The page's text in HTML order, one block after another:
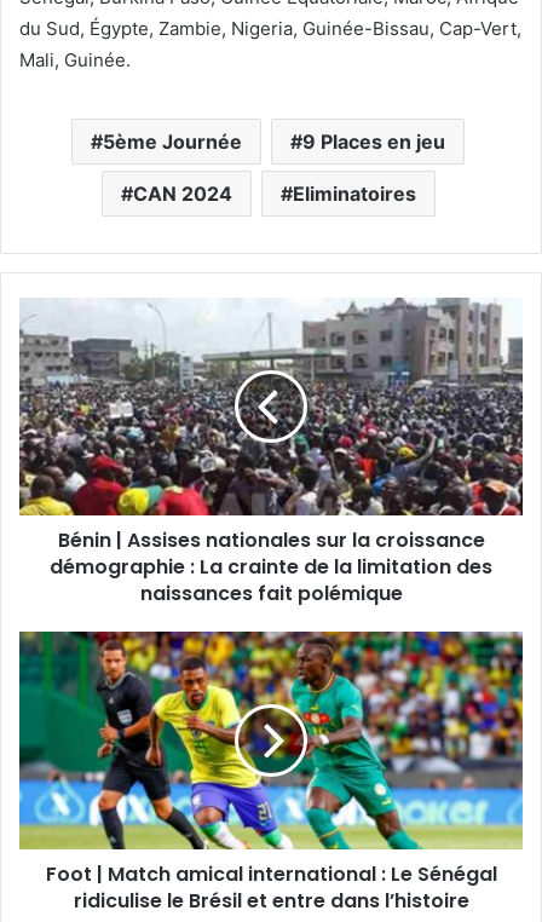
du Sud, Égypte, Zambie, Nigeria, Guinée-Bissau, Cap-Vert,
Mali, Guinée.
5ème Journée 9 Places en jeu
CAN 2024 Eliminatoires
Bénin | Assises nationales sur la croissance
démographie : La crainte de la limitation des
naissances fait polémique
Foot | Match amical international : Le Sénégal
ridiculise le Brésil et entre dans l’histoire